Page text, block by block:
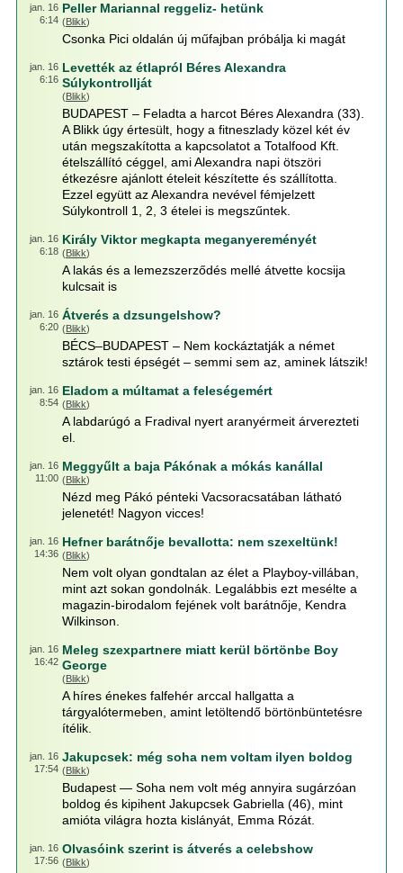
jan. 16
6:14
Peller Mariannal reggeliz- hetünk
(Blikk)
Csonka Pici oldalán új műfajban próbálja ki magát
jan. 16
6:16
Levették az étlapról Béres Alexandra
Súlykontrollját
(Blikk)
BUDAPEST – Feladta a harcot Béres Alexandra (33).
A Blikk úgy értesült, hogy a fitneszlady közel két év
után megszakította a kapcsolatot a Totalfood Kft.
ételszállító céggel, ami Alexandra napi ötszöri
étkezésre ajánlott ételeit készítette és szállította.
Ezzel együtt az Alexandra nevével fémjelzett
Súlykontroll 1, 2, 3 ételei is megszűntek.
jan. 16
6:18
Király Viktor megkapta meganyereményét
(Blikk)
A lakás és a lemezszerződés mellé átvette kocsija
kulcsait is
jan. 16
6:20
Átverés a dzsungelshow?
(Blikk)
BÉCS–BUDAPEST – Nem kockáztatják a német
sztárok testi épségét – semmi sem az, aminek látszik!
jan. 16
8:54
Eladom a múltamat a feleségemért
(Blikk)
A labdarúgó a Fradival nyert aranyérmeit árverezteti
el.
jan. 16
11:00
Meggyűlt a baja Pákónak a mókás kanállal
(Blikk)
Nézd meg Pákó pénteki Vacsoracsatában látható
jelenetét! Nagyon vicces!
jan. 16
14:36
Hefner barátnője bevallotta: nem szexeltünk!
(Blikk)
Nem volt olyan gondtalan az élet a Playboy-villában,
mint azt sokan gondolnák. Legalábbis ezt mesélte a
magazin-birodalom fejének volt barátnője, Kendra
Wilkinson.
jan. 16
16:42
Meleg szexpartnere miatt kerül börtönbe Boy
George
(Blikk)
A híres énekes falfehér arccal hallgatta a
tárgyalótermeben, amint letöltendő börtönbüntetésre
ítélik.
jan. 16
17:54
Jakupcsek: még soha nem voltam ilyen boldog
(Blikk)
Budapest — Soha nem volt még annyira sugárzóan
boldog és kipihent Jakupcsek Gabriella (46), mint
amióta világra hozta kislányát, Emma Rózát.
jan. 16
17:56
Olvasóink szerint is átverés a celebshow
(Blikk)